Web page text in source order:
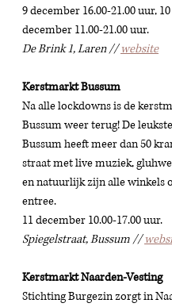
9 december 16.00-21.00 uur, 10
december 11.00-21.00 uur.
De Brink 1, Laren // website
Kerstmarkt Bussum
Na alle lockdowns is de
Bussum weer terug! De
Bussum heeft meer dan 50
straat met live muziek,
en natuurlijk zijn alle winkels
entree.
11 december 10.00-17.00 uur.
Spiegelstraat, Bussum //
Kerstmarkt Naarden-Vesting
Stichting Burgezin zorgt in